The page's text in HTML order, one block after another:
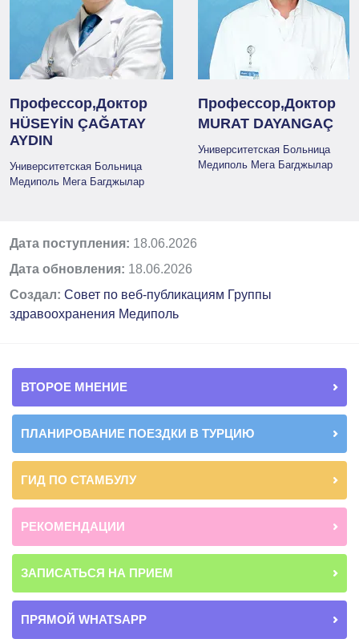
Профессор,Доктор
HÜSEYİN ÇAĞATAY
AYDIN
Университетская Больница
Медиполь Мега Багджылар
Профессор,Доктор
MURAT DAYANGAÇ
Университетская Больница
Медиполь Мега Багджылар
Дата поступления: 18.06.2026
Дата обновления: 18.06.2026
Создал: Совет по веб-публикациям Группы
здравоохранения Медиполь
ВТОРОЕ МНЕНИЕ
ПЛАНИРОВАНИЕ ПОЕЗДКИ В ТУРЦИЮ
ГИД ПО СТАМБУЛУ
РЕКОМЕНДАЦИИ
ЗАПИСАТЬСЯ НА ПРИЕМ
ПРЯМОЙ WHATSAPP